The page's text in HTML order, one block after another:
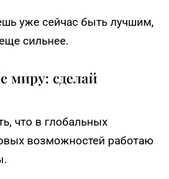
уже сейчас быть лучшим,
сильнее.
миру: сделай
что в глобальных
возможностей работаю